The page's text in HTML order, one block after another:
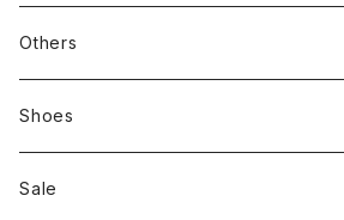
新刊本
Zine、Other
Tees
Sweatshirts
Bag & Accessories
Others
Mixcd
RC SLUM / ROYALTY CLUB
雑貨
Shoes
Sale